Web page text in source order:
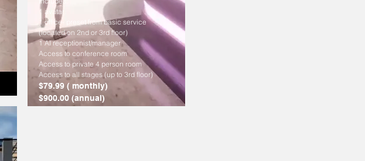
1 avatar
1 office- preset from basic service
(located on 2nd or 3rd floor)
1 AI receptionist/manager
Access to conference room
Access to private 4 person room
Access to all stages (up to 3rd floor)
$79.99 ( monthly)
$900.00 (annual)